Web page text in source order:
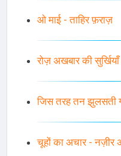
ओ माई - ताहिर फ़राज़
रोज़ अखबार की
जिस तरह तन झुलसती
चूहों का अचार - नज़ीर